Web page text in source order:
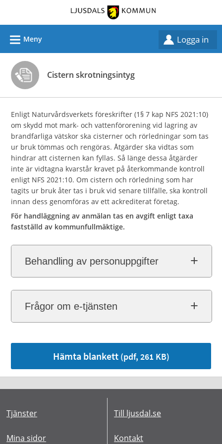
självservice
Ljusdals
kommun
L Meny Logga in
Cistern skrotningsintyg
Enligt Naturvårdsverkets föreskrifter (1§ 7 kap NFS 2021:10)
om skydd mot mark- och vattenförorening vid lagring av
brandfarliga vätskor ska cisterner och rörledningar som tas
ur bruk tömmas och rengöras. Åtgärder ska vidtas som
hindrar att cisternen kan fyllas. Så länge dessa åtgärder
inte är vidtagna kvarstår kravet på återkommande kontroll
enligt NFS 2021:10. Om cistern och rörledning som har
tagits ur bruk åter tas i bruk vid senare tillfälle, ska kontroll
innan dess genomföras av ett ackrediterat företag.
För handläggning av anmälan tas en avgift enligt taxa
fastställd av kommunfullmäktige.
Behandling av personuppgifter
Frågor om e-tjänsten
Hämta blankett(pdf, 261 KB)
Tjänster
Mina sidor
Till ljusdal.se
Kontakt